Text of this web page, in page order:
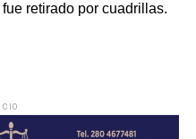
retirado por cuadrillas.